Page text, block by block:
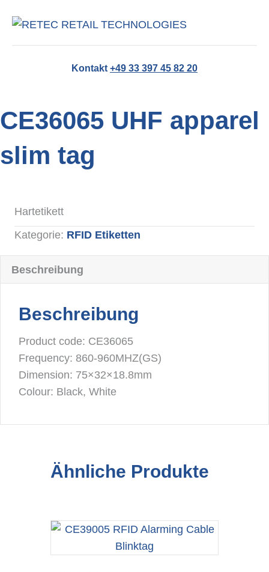
Kontakt +49 33 397 45 82 20
CE36065 UHF apparel
slim tag
Hartetikett
Kategorie: RFID Etiketten
Beschreibung
Beschreibung
Product code: CE36065
Frequency: 860-960MHZ(GS)
Dimension: 75×32×18.8mm
Colour: Black, White
Ähnliche Produkte